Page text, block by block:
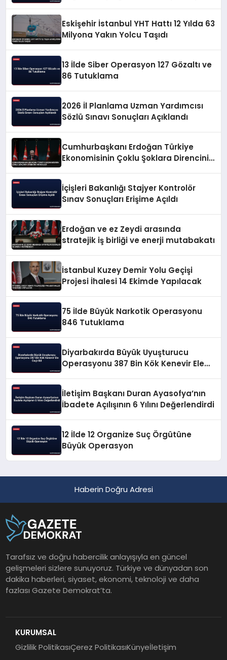
Eskişehir İstanbul YHT Hattı 12 Yılda 63
Milyona Yakın Yolcu Taşıdı
13 İlde Siber Operasyon 127 Gözaltı ve
86 Tutuklama
2026 İl Planlama Uzman Yardımcısı
Sözlü Sınavı Sonuçları Açıklandı
Cumhurbaşkanı Erdoğan Türkiye
Ekonomisinin Çoklu Şoklara Direncini
İçişleri Bakanlığı Stajyer Kontrolör
Sınav Sonuçları Erişime Açıldı
Erdoğan ve ez Zeydi arasında
stratejik iş birliği ve enerji mutabakatı
İstanbul Kuzey Demir Yolu Geçişi
Projesi İhalesi 14 Ekimde Yapılacak
75 İlde Büyük Narkotik Operasyonu
846 Tutuklama
Diyarbakırda Büyük Uyuşturucu
Operasyonu 387 Bin Kök Kenevir Ele
İletişim Başkanı Duran Ayasofya’nın
İbadete Açılışının 6 Yılını Değerlendirdi
12 İlde 12 Organize Suç Örgütüne
Büyük Operasyon
Haberin Doğru Adresi
Tarafsız ve doğru habercilik anlayışıyla en güncel
gelişmeleri sizlere sunuyoruz. Türkiye ve dünyadan son
dakika haberleri, siyaset, ekonomi, teknoloji ve daha
fazlası Gazete Demokrat’ta.
KURUMSAL
Gizlilik PolitikasıÇerez PolitikasıKünyeİletişim